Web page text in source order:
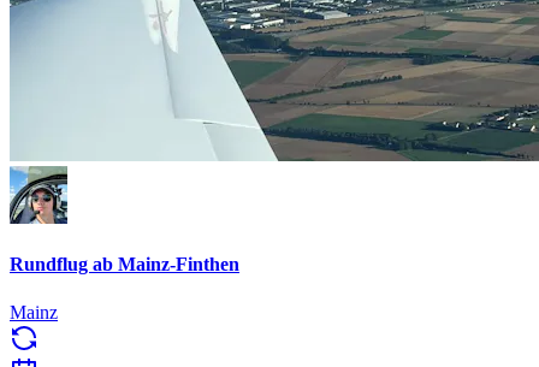
Rundflug ab Mainz-Finthen
Mainz